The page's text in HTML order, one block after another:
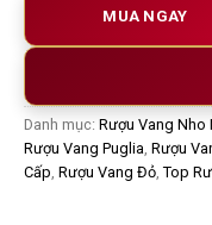
MUA NGAY
Danh mục: Rượu Vang Nho
Rượu Vang Puglia, Rượu
Cấp, Rượu Vang Đỏ, Top